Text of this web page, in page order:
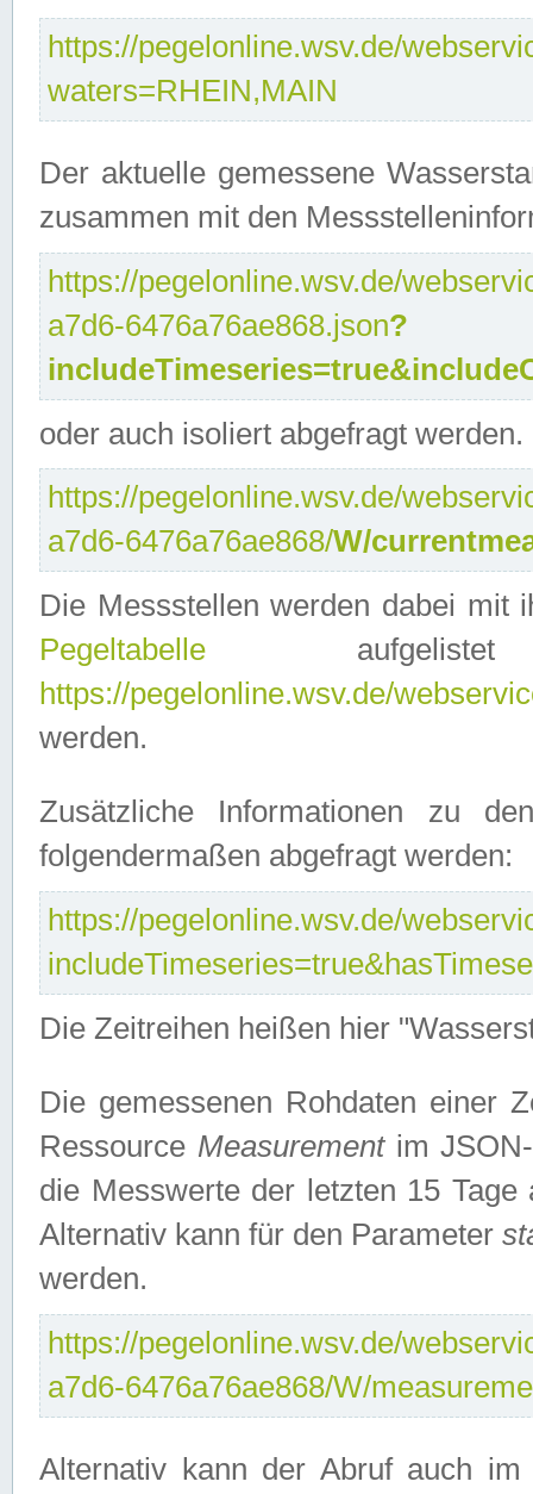
https://pegelonline.wsv.de/
waters=RHEIN,MAIN
Der aktuelle gemessene
zusammen mit den
https://pegelonline.wsv.de/
a7d6-6476a76ae868.json?
oder auch isoliert abgefragt werden.
https://pegelonline.wsv.de/
a7d6-6476a76ae868/W/
Die Messstellen werden dabei mit
Pegeltabelle
https://pegelonline.wsv.de/
werden.
Zusätzliche Informationen zu
folgendermaßen abgefragt werden:
https://pegelonline.wsv.de/
Die Zeitreihen heißen hier
Die gemessenen Rohdaten einer
Ressource Measurementim JSON-
die Messwerte der letzten 15
Alternativ kann für den Parameter
werden.
https://pegelonline.wsv.de/
a7d6-6476a76ae868/W/
Alternativ kann der Abruf auch